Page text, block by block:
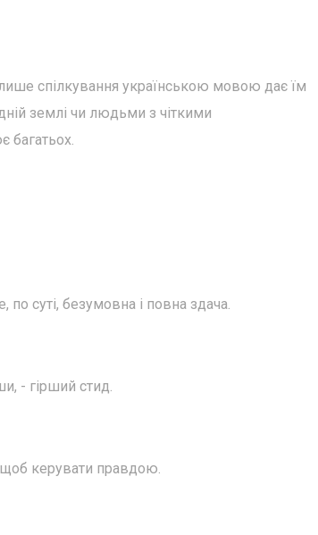
спілкування українською мовою дає їм
землі чи людьми з чіткими
багатьох.
суті, безумовна і повна здача.
- гірший стид.
щоб керувати правдою.